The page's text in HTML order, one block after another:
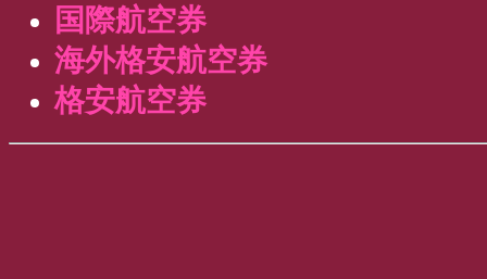
国際航空券
海外格安航空券
格安航空券